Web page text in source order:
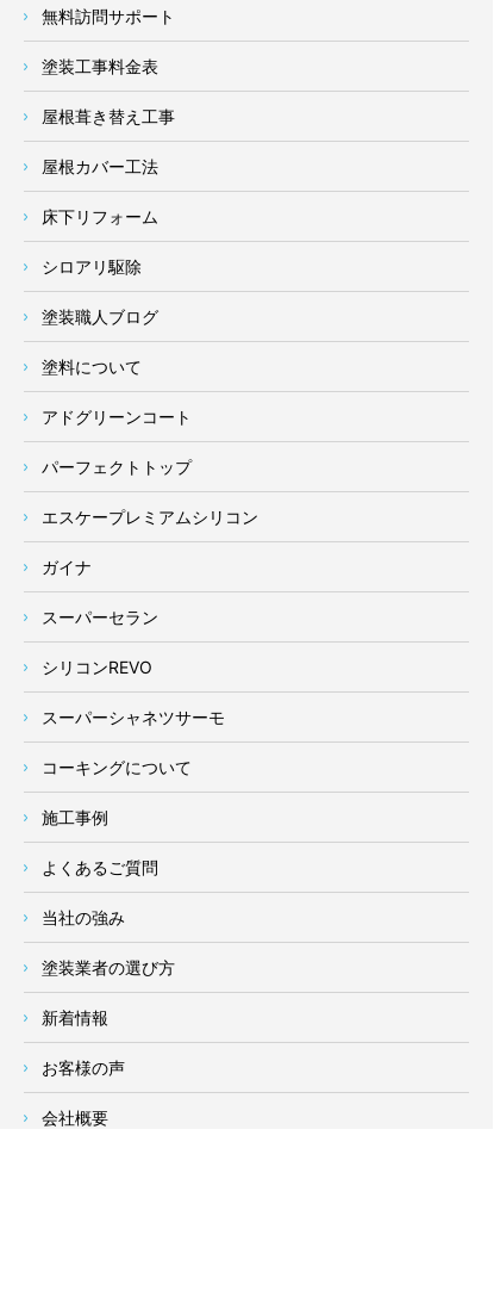
無料訪問サポート
塗装工事料金表
屋根葺き替え工事
屋根カバー工法
床下リフォーム
シロアリ駆除
塗装職人ブログ
塗料について
アドグリーンコート
パーフェクトトップ
エスケープレミアムシリコン
ガイナ
スーパーセラン
シリコンREVO
スーパーシャネツサーモ
コーキングについて
施工事例
よくあるご質問
当社の強み
塗装業者の選び方
新着情報
お客様の声
会社概要